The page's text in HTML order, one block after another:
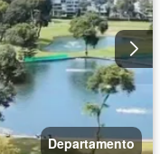
Departamento